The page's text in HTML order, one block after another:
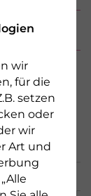
wir
für die
setzen
oder
wir
Art und